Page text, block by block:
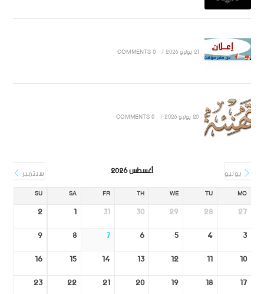
21 يوليو 2026 /
0 COMMENTS
20 يوليو 2026 /
0 COMMENTS
يوليو أغسطس 2026 سبتمبر
MO
TU
WE
TH
FR
SA
SU
27
28
29
30
31
1
2
3
4
5
6
7
8
9
10
11
12
13
14
15
16
17
18
19
20
21
22
23